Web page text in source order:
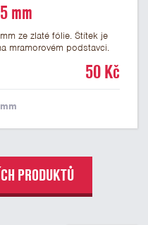
mm
ze zlaté fólie. Štítek je
mramorovém podstavci.
aby byla zachována
50 Kč
PRODUKTŮ